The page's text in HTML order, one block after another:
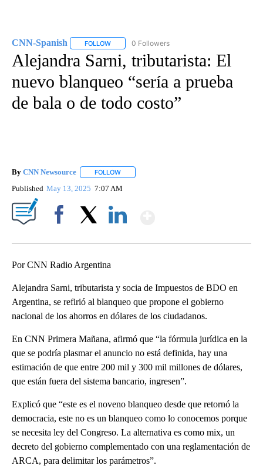
CNN-Spanish FOLLOW FOLLOW "CNN-SPANISH" TO RECEIVE
0 Followers
Alejandra Sarni, tributarista: El
nuevo blanqueo “sería a prueba
de bala o de todo costo”
By CNN Newsource FOLLOW
Published May 13, 2025 7:07 AM
Por CNN Radio Argentina
Alejandra Sarni, tributarista y socia de Impuestos de BDO en
Argentina, se refirió al blanqueo que propone el gobierno
nacional de los ahorros en dólares de los ciudadanos.
En CNN Primera Mañana, afirmó que “la fórmula jurídica en la
que se podría plasmar el anuncio no está definida, hay una
estimación de que entre 200 mil y 300 mil millones de dólares,
que están fuera del sistema bancario, ingresen”.
Explicó que “este es el noveno blanqueo desde que retornó la
democracia, este no es un blanqueo como lo conocemos porque
se necesita ley del Congreso. La alternativa es como mix, un
decreto del gobierno complementado con una reglamentación de
ARCA, para delimitar los parámetros”.